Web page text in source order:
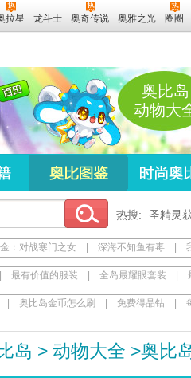
拉星 龙斗士 奥奇传说 奥雅之光 圈圈
奥比岛
动物大
热搜: 圣精灵
：对战寒门之女 深海不知鱼有毒
最有价值的服装 全岛最耀眼套装
奥比岛金币怎么刷 免费得晶钻
岛 > 动物大全 >奥比